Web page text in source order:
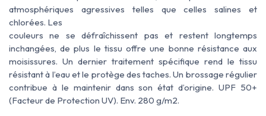
atmosphériques agressives telles que celles salines et
chlorées. Les
couleurs ne se défraîchissent pas et restent longtemps
inchangées, de plus le tissu offre une bonne résistance aux
moisissures. Un dernier traitement spécifique rend le tissu
résistant à l’eau et le protège des taches. Un brossage régulier
contribue à le maintenir dans son état d’origine. UPF 50+
(Facteur de Protection UV). Env. 280 g/m2.